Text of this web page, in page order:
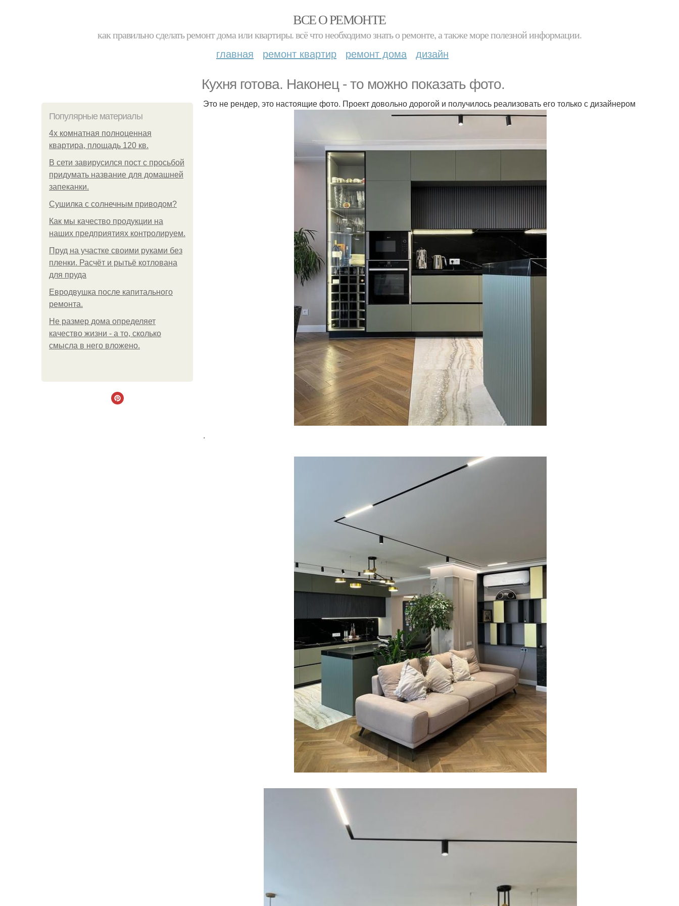
ВСЕ О РЕМОНТЕ
как правильно сделать ремонт дома или квартиры. всё что необходимо знать о ремонте, а также море полезной информации.
главная ремонт квартир ремонт дома дизайн
Кухня готова. Наконец - то можно показать фото.
Популярные материалы
4x комнатная полноценная
квартира, площадь 120 кв.
В сети завирусился пост с просьбой
придумать название для домашней
запеканки.
Сушилка с солнечным приводом?
Как мы качество продукции на
наших предприятиях контролируем.
Пруд на участке своими руками без
пленки. Расчёт и рытьё котлована
для пруда
Евродвушка после капитального
ремонта.
Не размер дома определяет
качество жизни - а то, сколько
смысла в него вложено.
Это не рендер, это настоящие фото. Проект довольно дорогой и получилось реализовать его только с дизайнером
.